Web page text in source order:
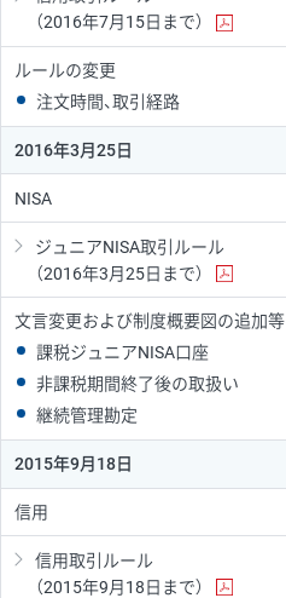
（2016年7月15日まで）
ルールの変更
注文時間、取引経路
2016年3月25日
NISA
ジュニアNISA取引ルール
（2016年3月25日まで）
文言変更および制度概要図の追加等
課税ジュニアNISA口座
非課税期間終了後の取扱い
継続管理勘定
2015年9月18日
信用
信用取引ルール
（2015年9月18日まで）